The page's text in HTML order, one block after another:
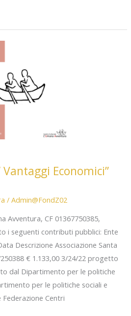
Economici”
/Admin@FondZ02
Avventura, CF 01367750385,
i seguenti contributi pubblici: Ente
Descrizione Associazione Santa
€ 1.133,00 3/24/22 progetto
dal Dipartimento per le politiche
per le politiche sociali e
Federazione Centri